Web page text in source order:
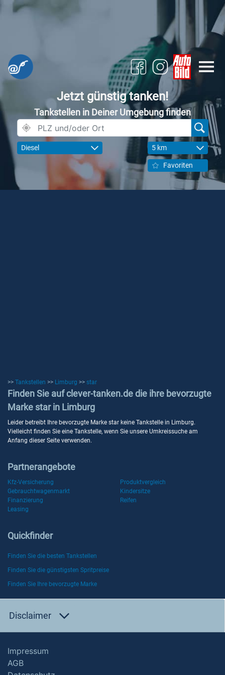
Jetzt günstig tanken!
Tankstellen in Deiner Umgebung finden
Diesel 5 km
Favoriten
>> Tankstellen >> Limburg >> star
Finden Sie auf clever-tanken.de die ihre bevorzugte
Marke star in Limburg
Leider betreibt Ihre bevorzugte Marke star keine Tankstelle in Limburg.
Vielleicht finden Sie eine Tankstelle, wenn Sie unsere Umkreissuche am
Anfang dieser Seite verwenden.
Partnerangebote
Kfz-Versicherung
Produktvergleich
Gebrauchtwagenmarkt
Kindersitze
Finanzierung
Reifen
Leasing
Quickfinder
Finden Sie die besten Tankstellen
Finden Sie die günstigsten Spritpreise
Finden Sie Ihre bevorzugte Marke
Disclaimer
Impressum
AGB